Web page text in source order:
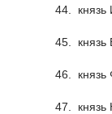
44.
45. князь
46.
47.